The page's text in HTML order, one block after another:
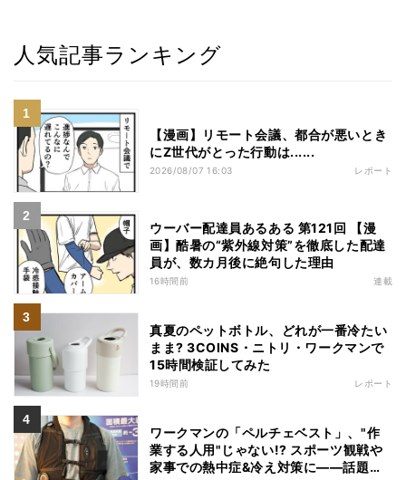
人気記事ランキング
【漫画】リモート会議、都合が悪いとき
にZ世代がとった行動は......
2026/08/07 16:03 レポート
ウーバー配達員あるある 第121回 【漫
画】酷暑の“紫外線対策”を徹底した配達
員が、数カ月後に絶句した理由
16時間前 連載
真夏のペットボトル、どれが一番冷たい
まま? 3COINS・ニトリ・ワークマンで
15時間検証してみた
19時間前 レポート
ワークマンの「ペルチェベスト」、"作
業する人用"じゃない!? スポーツ観戦や
家事での熱中症&冷え対策に――話題の